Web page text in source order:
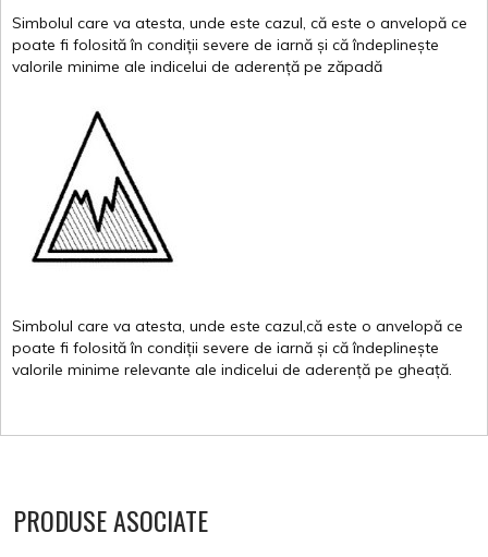
Simbolul care va atesta, unde este cazul, că este o anvelopă ce
poate fi folosită în condiții severe de iarnă și că îndeplinește
valorile minime ale indicelui de aderență pe zăpadă
Simbolul care va atesta, unde este cazul,că este o anvelopă ce
poate fi folosită în condiții severe de iarnă și că îndeplinește
valorile minime relevante ale indicelui de aderență pe gheață.
PRODUSE ASOCIATE